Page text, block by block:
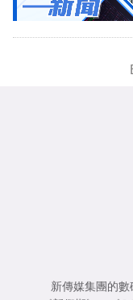
閱
新傳媒集團的